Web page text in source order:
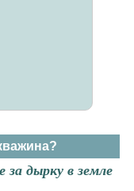
дырку в земле